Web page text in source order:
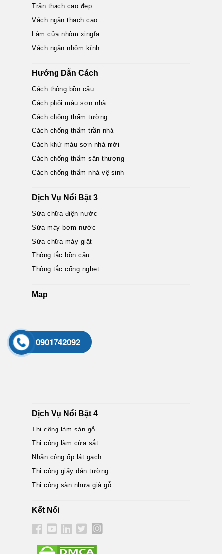
Trần thạch cao đẹp
Vách ngăn thạch cao
Làm cửa nhôm xingfa
Vách ngăn nhôm kính
Hướng Dẫn Cách
Cách thông bồn cầu
Cách phối màu sơn nhà
Cách chống thấm tường
Cách chống thấm trần nhà
Cách khử màu sơn nhà mới
Cách chống thấm sân thượng
Cách chống thấm nhà vệ sinh
Dịch Vụ Nổi Bật 3
Sửa chữa điện nước
Sửa máy bơm nước
Sửa chữa máy giặt
Thông tắc bồn cầu
Thông tắc cống nghẹt
Map
Dịch Vụ Nổi Bật 4
Thi công làm sàn gỗ
Thi công làm cửa sắt
Nhân công ốp lát gạch
Thi công giấy dán tường
Thi công sàn nhựa giả gỗ
Kết Nối
0901742092